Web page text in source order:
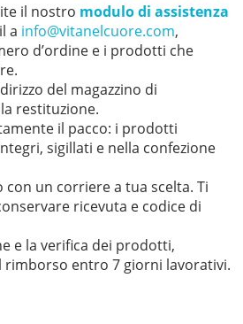
il nostro modulo di assistenza
a info@vitanelcuore.com,
d’ordine e i prodotti che
del magazzino di
restituzione.
il pacco: i prodotti
sigillati e nella confezione
con un corriere a tua scelta. Ti
ricevuta e codice di
e la verifica dei prodotti,
rimborso entro 7 giorni lavorativi.